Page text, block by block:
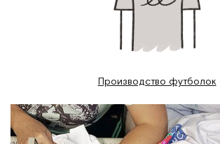
Производство футболок